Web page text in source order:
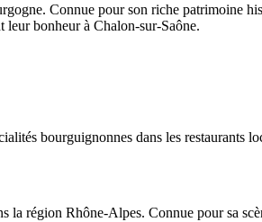
Connue pour son riche patrimoine
leur bonheur à Chalon-sur-Saône.
bourguignonnes dans les restaurants
la région Rhône-Alpes. Connue pour sa